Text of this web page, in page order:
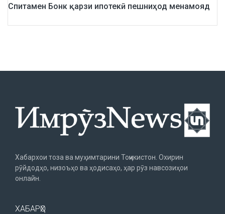
Спитамен Бонк қарзи ипотекӣ пешниҳод менамояд
Хабархои тоза ва муҳимтарини Тоҷикистон. Охирин
рӯйдодҳо, низоъҳо ва ҳодисаҳо, ҳар рӯз навсозиҳои
онлайн.
ХАБАРҲО